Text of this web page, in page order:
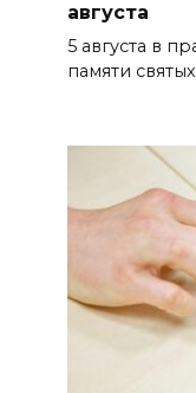
августа
5 августа в
памяти святых